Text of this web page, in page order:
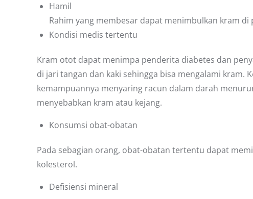
Hamil
Rahim yang membesar dapat menimbulkan kram
Kondisi medis tertentu
Kram otot dapat menimpa penderita diabetes dan
di jari tangan dan kaki sehingga bisa mengalami kram.
kemampuannya menyaring racun dalam darah
menyebabkan kram atau kejang.
Konsumsi obat-obatan
Pada sebagian orang, obat-obatan tertentu dapat
kolesterol.
Defisiensi mineral